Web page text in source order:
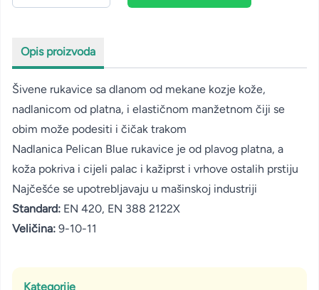
Opis proizvoda
Šivene rukavice sa dlanom od mekane kozje kože,
nadlanicom od platna, i elastičnom manžetnom čiji se
obim može podesiti i čičak trakom
Nadlanica Pelican Blue rukavice je od plavog platna, a
koža pokriva i cijeli palac i kažiprst i vrhove ostalih prstiju
Najčešće se upotrebljavaju u mašinskoj industriji
Standard: EN 420, EN 388 2122X
Veličina: 9-10-11
Kategorije